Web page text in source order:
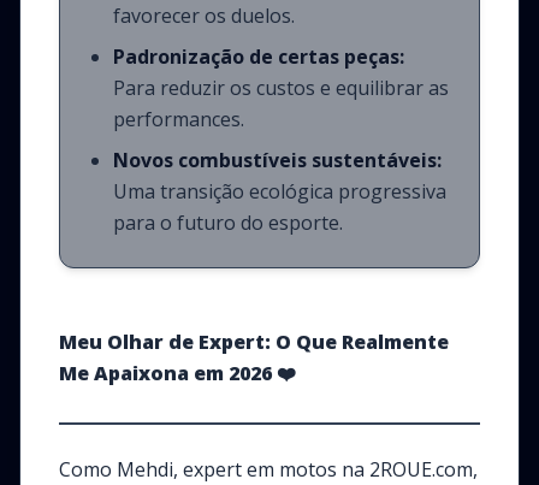
favorecer os duelos.
Padronização de certas peças:
Para reduzir os custos e equilibrar as
performances.
Novos combustíveis sustentáveis:
Uma transição ecológica progressiva
para o futuro do esporte.
Meu Olhar de Expert: O Que Realmente
Me Apaixona em 2026❤️
Como Mehdi, expert em motos na 2ROUE.com,